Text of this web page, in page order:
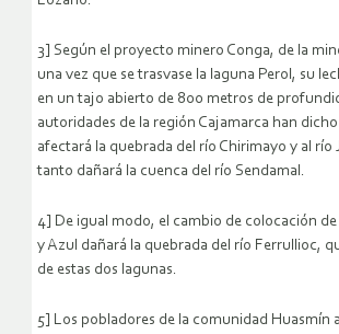
3] Según el proyecto minero Conga, de la
una vez que se trasvase la laguna Perol, su
en un tajo abierto de 800 metros de
autoridades de la región Cajamarca han
afectará la quebrada del río Chirimayo y al río
tanto dañará la cuenca del río Sendamal.
4] De igual modo, el cambio de colocación de
y Azul dañará la quebrada del río Ferrullioc,
de estas dos lagunas.
5] Los pobladores de la comunidad Huasmín